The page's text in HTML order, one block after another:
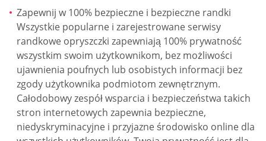
Zapewnij w 100% bezpieczne i bezpieczne randki
Wszystkie popularne i zarejestrowane serwisy
randkowe opryszczki zapewniają 100% prywatność
wszystkim swoim użytkownikom, bez możliwości
ujawnienia poufnych lub osobistych informacji bez
zgody użytkownika podmiotom zewnętrznym.
Całodobowy zespół wsparcia i bezpieczeństwa takich
stron internetowych zapewnia bezpieczne,
niedyskryminacyjne i przyjazne środowisko online dla